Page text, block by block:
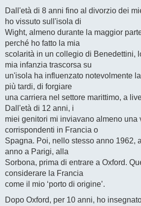
Dall'età di 8 anni fino al divorzio dei
ho vissuto sull'isola di
Wight, almeno durante la maggior
perché ho fatto la mia
scolarità in un collegio di Benedettini,
mia infanzia trascorsa su
un'isola ha influenzato notevolmente
più tardi, di forgiare
una carriera nel settore marittimo, a
Dall'età di 12 anni, i
miei genitori mi inviavano almeno una
corrispondenti in Francia o
Spagna. Poi, nello stesso anno 1962,
anno a Parigi, alla
Sorbona, prima di entrare a Oxford.
considerare la Francia
come il mio ‘porto di origine’.
Dopo Oxford, per 10 anni, ho